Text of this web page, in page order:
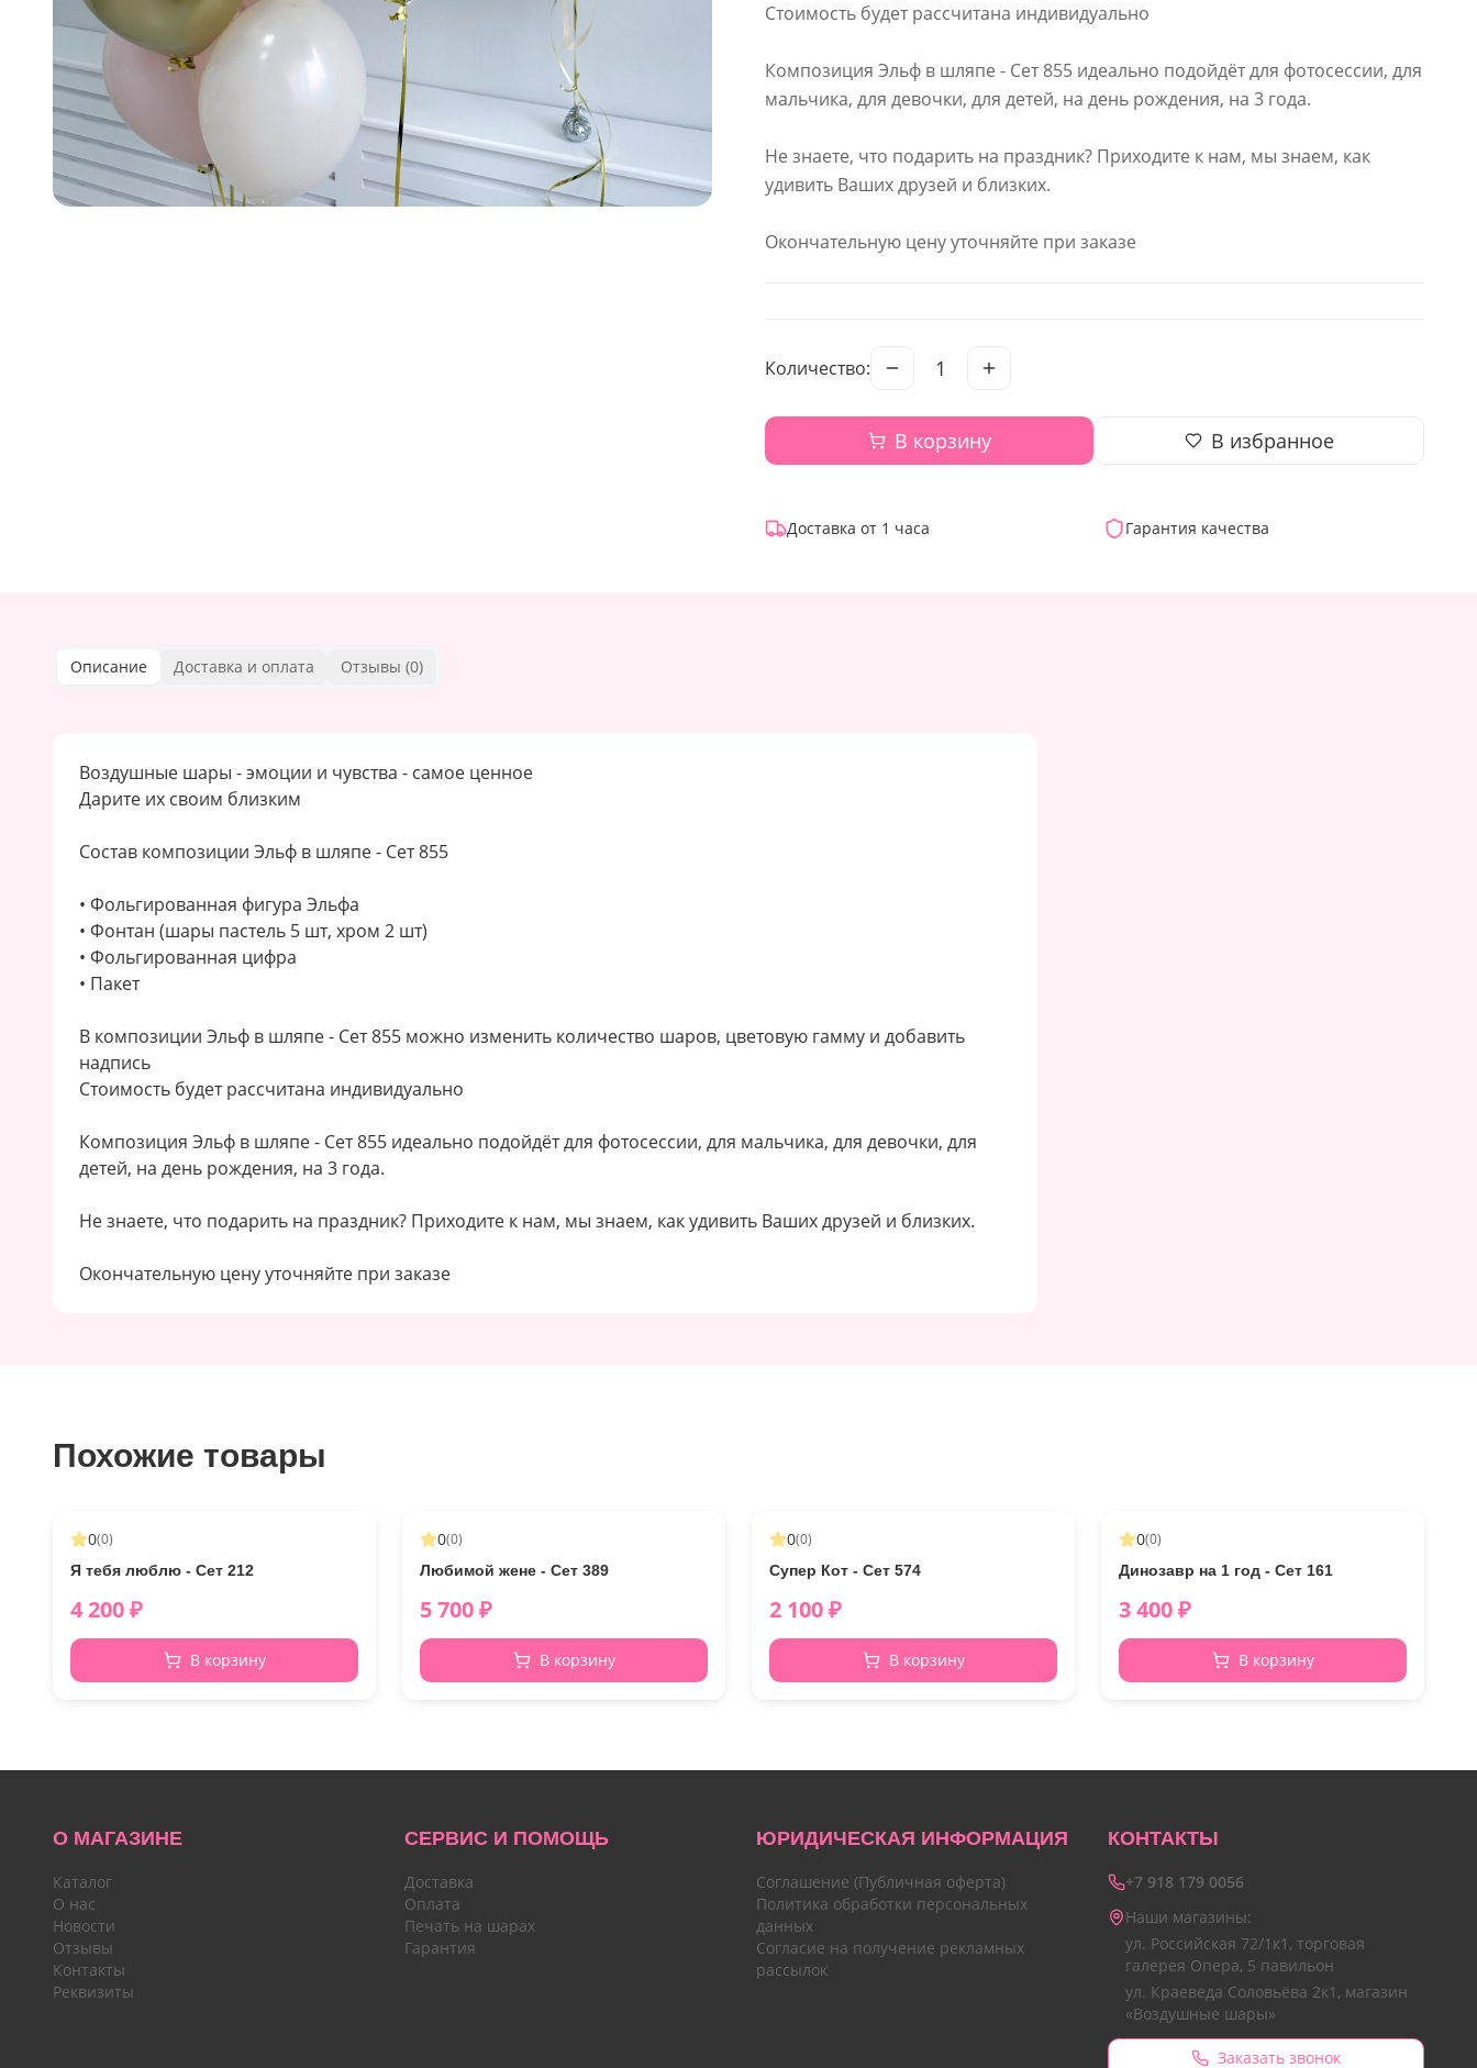
Стоимость будет рассчитана индивидуально
Композиция Эльф в шляпе - Сет 855 идеально подойдёт для фотосессии, для
мальчика, для девочки, для детей, на день рождения, на 3 года.
Не знаете, что подарить на праздник? Приходите к нам, мы знаем, как
удивить Ваших друзей и близких.
Окончательную цену уточняйте при заказе
Количество: 1
В корзину В избранное
Доставка от 1 часа Гарантия качества
Описание Доставка и оплата Отзывы (0)
Воздушные шары - эмоции и чувства - самое ценное
Дарите их своим близким
Состав композиции Эльф в шляпе - Сет 855
• Фольгированная фигура Эльфа
• Фонтан (шары пастель 5 шт, хром 2 шт)
• Фольгированная цифра
• Пакет
В композиции Эльф в шляпе - Сет 855 можно изменить количество шаров, цветовую гамму и добавить
надпись
Стоимость будет рассчитана индивидуально
Композиция Эльф в шляпе - Сет 855 идеально подойдёт для фотосессии, для мальчика, для девочки, для
детей, на день рождения, на 3 года.
Не знаете, что подарить на праздник? Приходите к нам, мы знаем, как удивить Ваших друзей и близких.
Окончательную цену уточняйте при заказе
Похожие товары
0(0)
Я тебя люблю - Сет 212
4 200₽
В корзину
0(0)
Любимой жене - Сет 389
5 700₽
В корзину
0(0)
Супер Кот - Сет 574
2 100₽
В корзину
0(0)
Динозавр на 1 год - Сет 161
3 400₽
В корзину
О МАГАЗИНЕ
Каталог
О нас
Новости
Отзывы
Контакты
Реквизиты
СЕРВИС И ПОМОЩЬ
Доставка
Оплата
Печать на шарах
Гарантия
ЮРИДИЧЕСКАЯ ИНФОРМАЦИЯ
Соглашение (Публичная оферта)
Политика обработки персональных
данных
Согласие на получение рекламных
рассылок
КОНТАКТЫ
+7 918 179 0056
Наши магазины:
ул. Российская 72/1к1, торговая
галерея Опера, 5 павильон
ул. Краеведа Соловьёва 2к1, магазин
«Воздушные шары»
Заказать звонок